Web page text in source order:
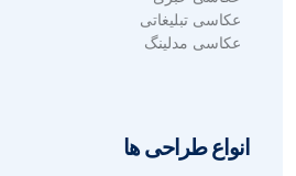
عکاسی تبلیغاتی
عکاسی مدلینگ
انواع طراحی ها